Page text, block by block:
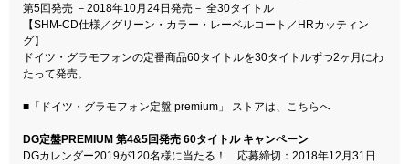
第5回発売 －2018年10月24日発売－ 全30タイトル
【SHM-CD仕様／グリーン・カラー・レーベルコート／HRカッティン
グ】
ドイツ・グラモフォンの定番商品60タイトルを30タイトルずつ2ヶ月にわ
たって発売。
■ 「ドイツ・グラモフォン定盤 premium」 ストアは、こちらへ
DG定盤PREMIUM 第4&5回発売 60タイトル キャンペーン
DGカレンダー2019が120名様に当たる！ 応募締切：2018年12月31日